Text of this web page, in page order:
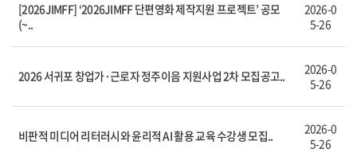
[2026JIMFF] ‘2026JIMFF 단편영화 제작지원 프로젝트’ 공모
(~..
2026-0
5-26
2026 서귀포 창업가·근로자 정주이음 지원사업 2차 모집공고..
2026-0
5-26
비판적 미디어 리터러시와 윤리적 AI 활용 교육 수강생 모집..
2026-0
5-26